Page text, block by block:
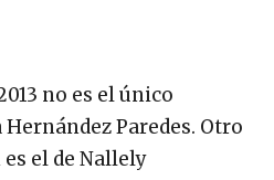
no es el único
Paredes. Otro
el de Nallely